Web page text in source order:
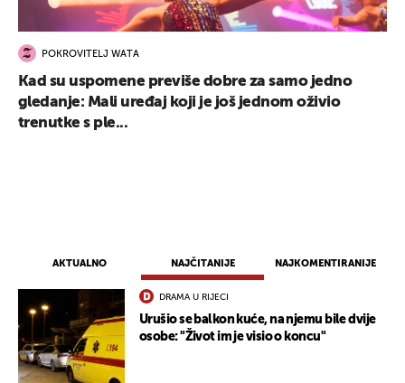
AKTUALNO NAJČITANIJE NAJKOMENTIRANIJE
DRAMA U RIJECI
Urušio se balkon kuće, na njemu bile dvije
osobe: "Život im je visio o koncu"
POKROVITELJ WATA
Kad su uspomene previše dobre za samo jedno
gledanje: Mali uređaj koji je još jednom oživio
trenutke s ple...